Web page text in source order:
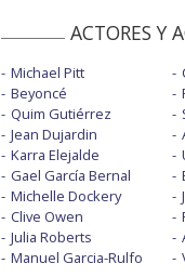
ACTORES Y
Michael Pitt
Beyoncé
Quim Gutiérrez
Jean Dujardin
Karra Elejalde
Gael García Bernal
Michelle Dockery
Clive Owen
Julia Roberts
Manuel Garcia-Rulfo